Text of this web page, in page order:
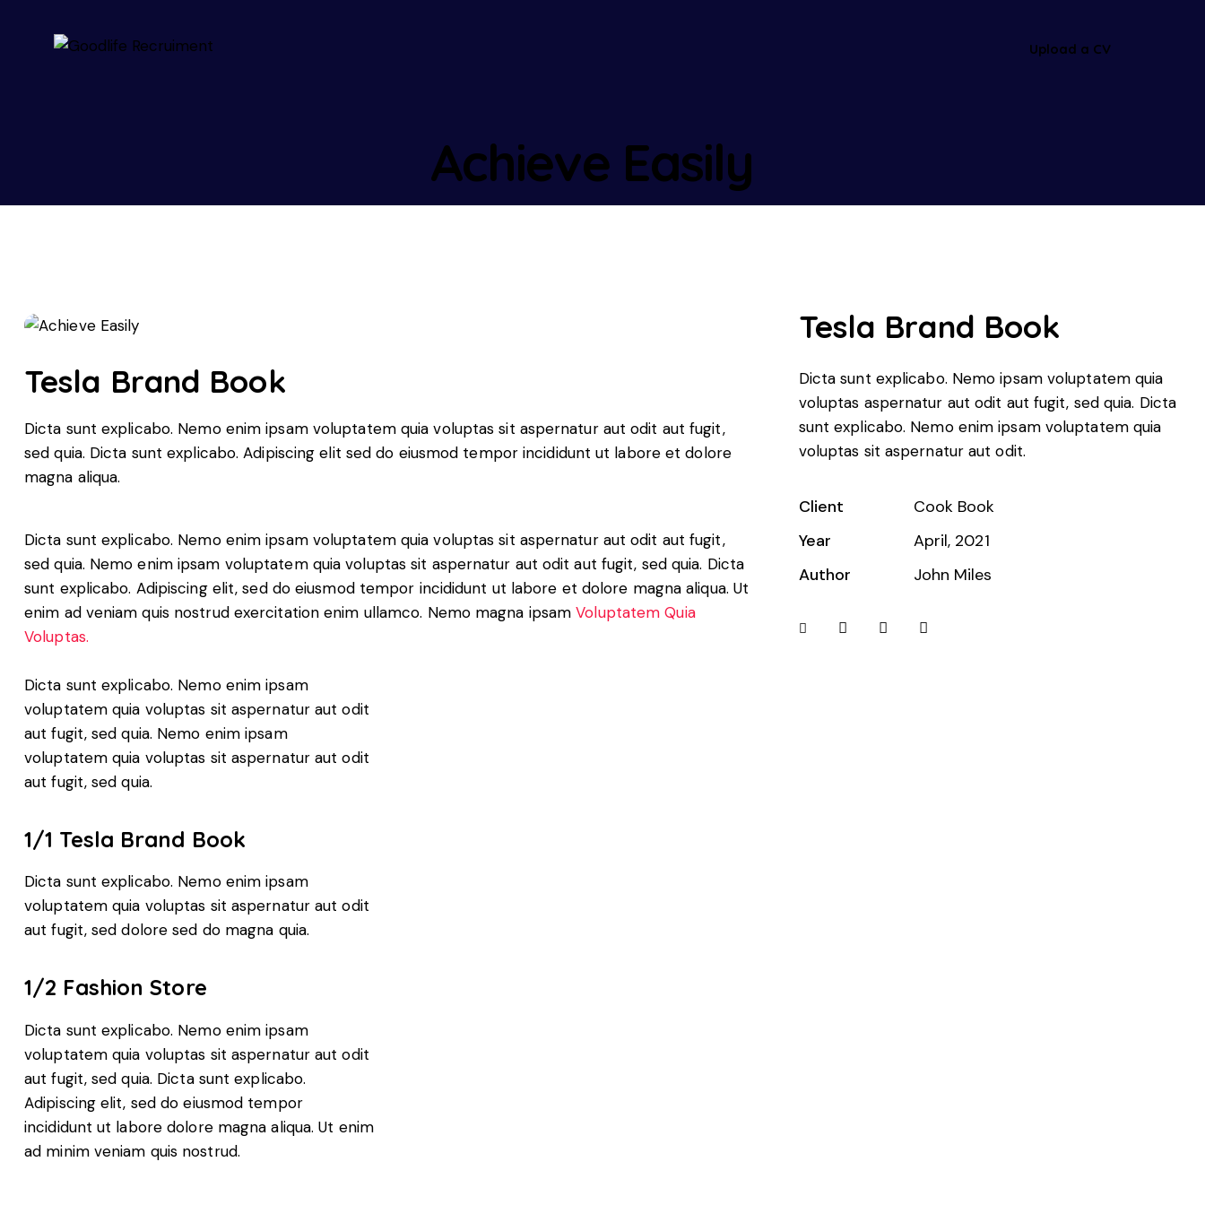
Upload a CV
Achieve Easily
Tesla Brand Book
Dicta sunt explicabo. Nemo enim ipsam voluptatem quia voluptas sit aspernatur aut odit aut fugit,
sed quia. Dicta sunt explicabo. Adipiscing elit sed do eiusmod tempor incididunt ut labore et dolore
magna aliqua.
Dicta sunt explicabo. Nemo enim ipsam voluptatem quia voluptas sit aspernatur aut odit aut fugit,
sed quia. Nemo enim ipsam voluptatem quia voluptas sit aspernatur aut odit aut fugit, sed quia. Dicta
sunt explicabo. Adipiscing elit, sed do eiusmod tempor incididunt ut labore et dolore magna aliqua. Ut
enim ad veniam quis nostrud exercitation enim ullamco. Nemo magna ipsamVoluptatem Quia
Voluptas.
Dicta sunt explicabo. Nemo enim ipsam
voluptatem quia voluptas sit aspernatur aut odit
aut fugit, sed quia. Nemo enim ipsam
voluptatem quia voluptas sit aspernatur aut odit
aut fugit, sed quia.
1/1 Tesla Brand Book
Dicta sunt explicabo. Nemo enim ipsam
voluptatem quia voluptas sit aspernatur aut odit
aut fugit, sed dolore sed do magna quia.
1/2 Fashion Store
Dicta sunt explicabo. Nemo enim ipsam
voluptatem quia voluptas sit aspernatur aut odit
aut fugit, sed quia. Dicta sunt explicabo.
Adipiscing elit, sed do eiusmod tempor
incididunt ut labore dolore magna aliqua. Ut enim
ad minim veniam quis nostrud.
Tesla Brand Book
Dicta sunt explicabo. Nemo ipsam voluptatem quia
voluptas aspernatur aut odit aut fugit, sed quia. Dicta
sunt explicabo. Nemo enim ipsam voluptatem quia
voluptas sit aspernatur aut odit.
Client
Cook Book
Year
April, 2021
Author
John Miles